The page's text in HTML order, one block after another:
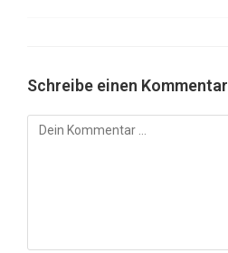
Schreibe einen Kommentar
Kommentar